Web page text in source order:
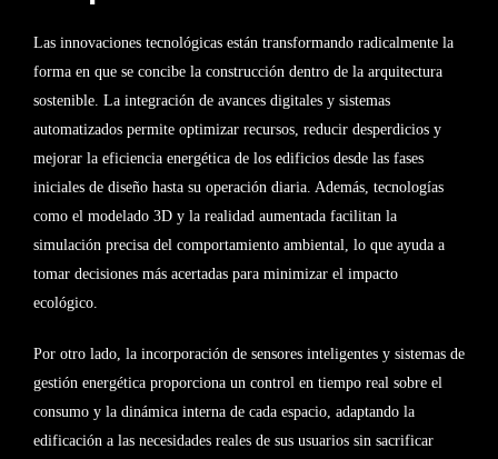
Las innovaciones tecnológicas están transformando radicalmente la
forma en que se concibe la construcción dentro de la arquitectura
sostenible. La integración de avances digitales y sistemas
automatizados permite optimizar recursos, reducir desperdicios y
mejorar la eficiencia energética de los edificios desde las fases
iniciales de diseño hasta su operación diaria. Además, tecnologías
como el modelado 3D y la realidad aumentada facilitan la
simulación precisa del comportamiento ambiental, lo que ayuda a
tomar decisiones más acertadas para minimizar el impacto
ecológico.
Por otro lado, la incorporación de sensores inteligentes y sistemas de
gestión energética proporciona un control en tiempo real sobre el
consumo y la dinámica interna de cada espacio, adaptando la
edificación a las necesidades reales de sus usuarios sin sacrificar